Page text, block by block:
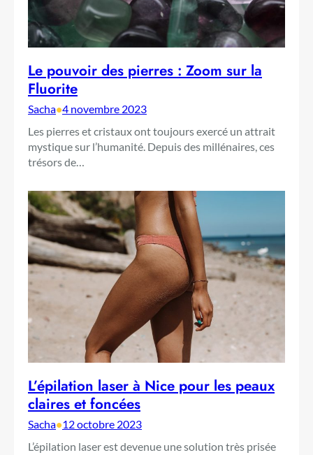
Le pouvoir des pierres : Zoom sur la
Fluorite
Sacha•4 novembre 2023
Les pierres et cristaux ont toujours exercé un attrait
mystique sur l’humanité. Depuis des millénaires, ces
trésors de…
L’épilation laser à Nice pour les peaux
claires et foncées
Sacha•12 octobre 2023
L’épilation laser est devenue une solution très prisée